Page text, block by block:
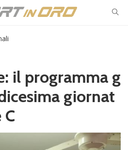
il programma g
giornat